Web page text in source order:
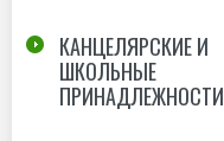
КАНЦЕЛЯРСКИЕ И
ШКОЛЬНЫЕ
ПРИНАДЛЕЖНОСТИ